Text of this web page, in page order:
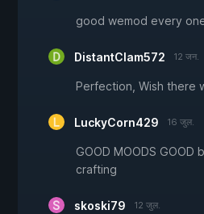
good wemod every
DistantClam572 12 जन.
Perfection, Wish there
LuckyCorn429 16 जुल.
GOOD MOODS GOOD
crafting
skoski79 12 जुल.